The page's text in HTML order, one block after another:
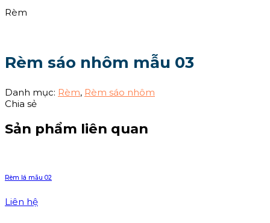
Rèm
Rèm sáo nhôm mẫu 03
Danh mục: Rèm, Rèm sáo nhôm
Chia sẻ
Sản phẩm liên quan
Rèm lá mẫu 02
Liên hệ